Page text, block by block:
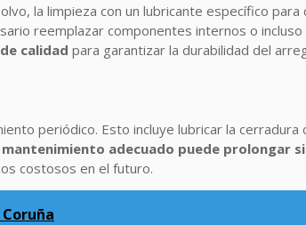
la limpieza con un lubricante específico
reemplazar componentes internos o
calidad para garantizar la durabilidad del
periódico. Esto incluye lubricar la cerradura
mantenimiento adecuado puede prolongar
costosos en el futuro.